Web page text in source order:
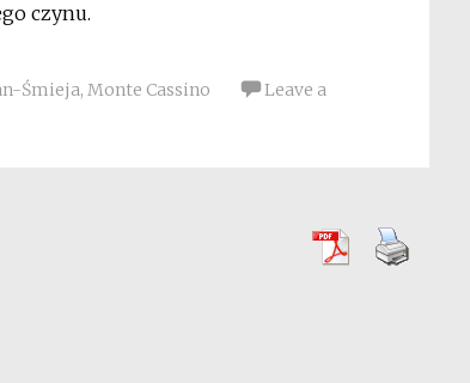
czynu.
Śmieja, Monte Cassino
Leave a